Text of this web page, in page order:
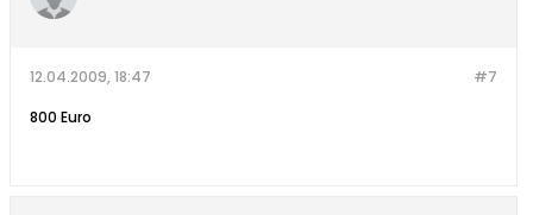
#7
12.04.2009, 18:47
800 Euro